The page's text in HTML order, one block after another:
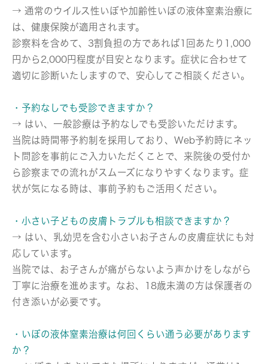
→ 通常のウイルス性いぼや加齢性いぼの液体窒素治療に
は、健康保険が適用されます。
診察料を含めて、3割負担の方であれば1回あたり1,000
円から2,000円程度が目安となります。症状に合わせて
適切に診断いたしますので、安心してご相談ください。
・予約なしでも受診できますか？
→ はい、一般診療は予約なしでも受診いただけます。
当院は時間帯予約制を採用しており、Web予約時にネッ
ト問診を事前にご入力いただくことで、来院後の受付か
ら診察までの流れがスムーズになりやすくなります。症
状が気になる時は、事前予約もご活用ください。
・小さい子どもの皮膚トラブルも相談できますか？
→ はい、乳幼児を含む小さいお子さんの皮膚症状にも対
応しています。
当院では、お子さんが痛がらないよう声かけをしながら
丁寧に治療を進めます。なお、18歳未満の方は保護者の
付き添いが必要です。
・いぼの液体窒素治療は何回くらい通う必要があります
か？